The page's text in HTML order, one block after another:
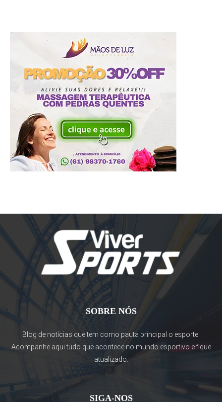
SOBRE NÓS
Blog de notícias que tem como pauta principal o esporte.
Acompanhe aqui tudo que acontece no mundo esportivo e fique
atualizado.
SIGA-NOS